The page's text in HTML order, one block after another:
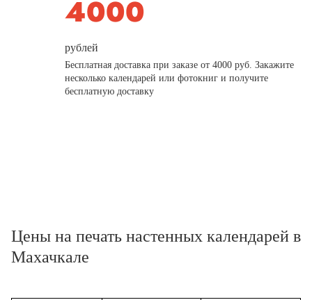
рублей
Бесплатная доставка при заказе от 4000 руб. Закажите
несколько календарей или фотокниг и получите
бесплатную доставку
Цены на печать настенных календарей в
Махачкале